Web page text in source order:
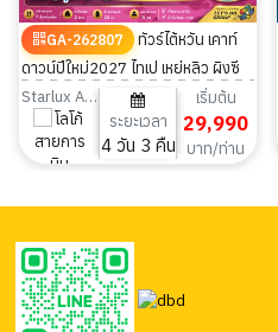
GA-262807
ทัวร์ไต้หวัน เคาท์
ดาวน์ปีใหม่2027 ไทเป เหย่หลิว ผิงซี
ปล่อยดคมลอย 4วัน 3คืน
Starlux Airlines
ระยะเวลา
4 วัน 3 คืน
เริ่มต้น
29,990
บาท/ท่าน